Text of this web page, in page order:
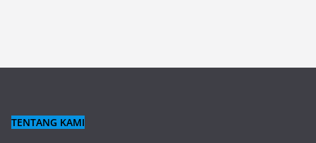
TENTANG KAMI